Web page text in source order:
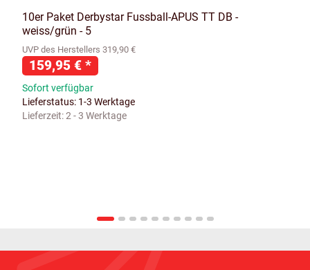
10er Paket Derbystar Fussball-APUS TT DB -
weiss/grün - 5
UVP des Herstellers 319,90 €
159,95 € *
Sofort verfügbar
Lieferstatus: 1-3 Werktage
Lieferzeit:2 - 3 Werktage